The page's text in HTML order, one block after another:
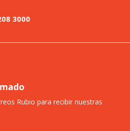
3000
Rubio para recibir nuestras